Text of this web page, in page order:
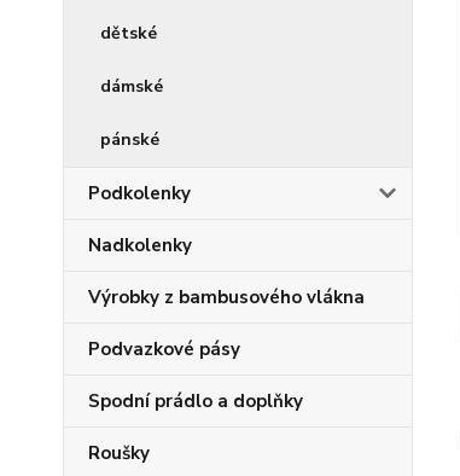
dětské
dámské
pánské
Podkolenky
Nadkolenky
Výrobky z bambusového vlákna
Podvazkové pásy
Spodní prádlo a doplňky
Roušky